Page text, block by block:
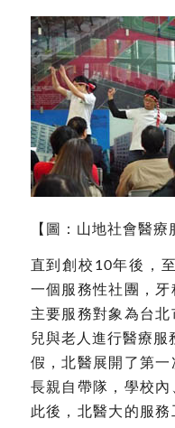
【圖：山地社會醫療
直到創校10年後，
一個服務性社團，牙
主要服務對象為台
兒與老人進行醫療
假，北醫展開了第
長親自帶隊，學校內
此後，北醫大的服